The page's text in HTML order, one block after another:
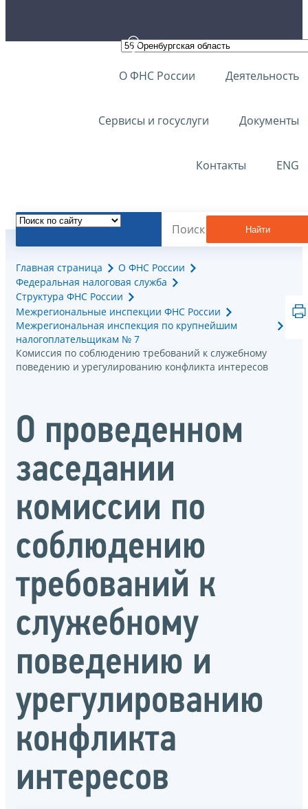
О ФНС России Деятельность
Сервисы и госуслуги Документы
Контакты ENG
Найти
Главная страница
О ФНС России
Федеральная налоговая служба
Структура ФНС России
Межрегиональные инспекции ФНС России
Межрегиональная инспекция по крупнейшим
налогоплательщикам № 7
Комиссия по соблюдению требований к служебному
поведению и урегулированию конфликта интересов
О проведенном
заседании
комиссии по
соблюдению
требований к
служебному
поведению и
урегулированию
конфликта
интересов